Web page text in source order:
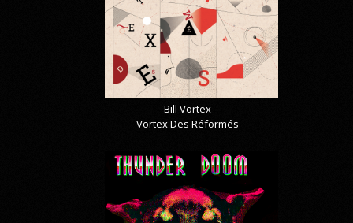
Bill Vortex
Vortex Des Réformés